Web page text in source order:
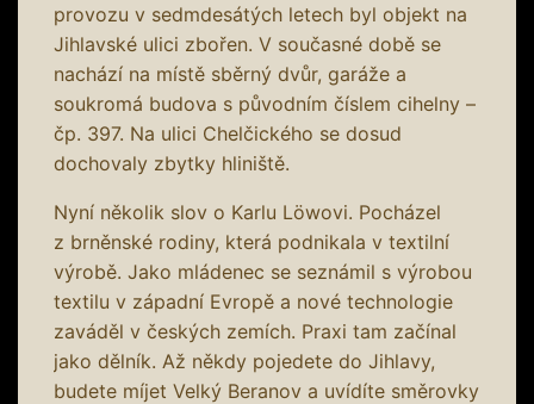
provozu v sedmdesátých letech byl objekt na
Jihlavské ulici zbořen. V současné době se
nachází na místě sběrný dvůr, garáže a
soukromá budova s původním číslem cihelny –
čp. 397. Na ulici Chelčického se dosud
dochovaly zbytky hliniště.
Nyní několik slov o Karlu Löwovi. Pocházel
z brněnské rodiny, která podnikala v textilní
výrobě. Jako mládenec se seznámil s výrobou
textilu v západní Evropě a nové technologie
zaváděl v českých zemích. Praxi tam začínal
jako dělník. Až někdy pojedete do Jihlavy,
budete míjet Velký Beranov a uvídíte směrovky